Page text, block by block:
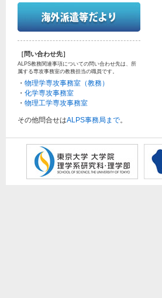
［問い合わせ先］
ALPS教務関連事項についての問い合わせ先は、所
属する専攻事務室の教務担当の職員です。
・ 物理学専攻事務室（教務）
・ 化学専攻事務室
・ 物理工学専攻事務室
その他問合せはALPS事務局まで。